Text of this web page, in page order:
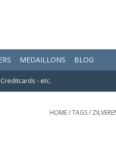
MEDAILLONS BLOG
Creditcards - etc.
HOME/TAGS/